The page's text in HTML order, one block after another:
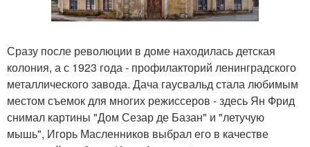
Сразу после революции в доме находилась детская
колония, а с 1923 года - профилакторий ленинградского
металлического завода. Дача гаусвальд стала любимым
местом съемок для многих режиссеров - здесь Ян Фрид
снимал картины "Дом Сезар де Базан" и "летучую
мышь", Игорь Масленников выбрал его в качестве